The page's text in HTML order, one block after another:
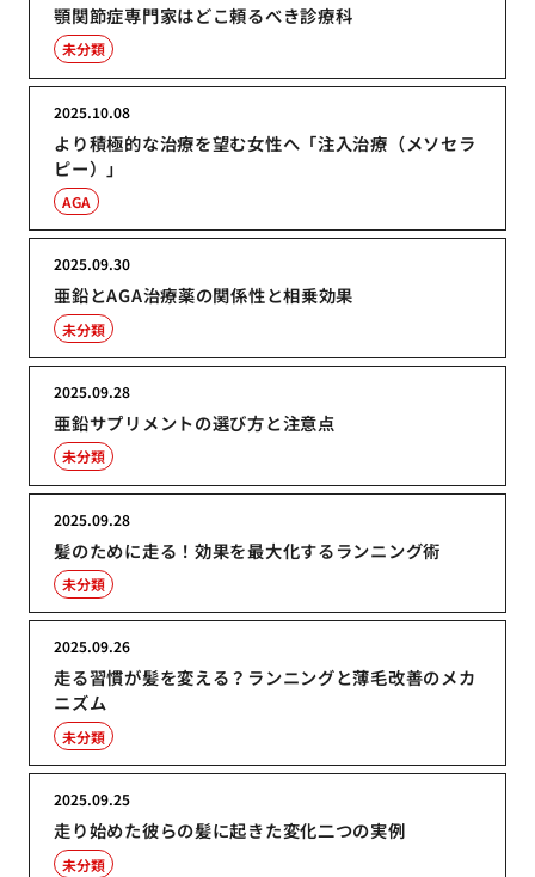
顎関節症専門家はどこ頼るべき診療科
未分類
より積極的な治療を望む女性へ「注入治療（メソセラ
ピー）」
2025.10.08
AGA
亜鉛とAGA治療薬の関係性と相乗効果
2025.09.30
未分類
亜鉛サプリメントの選び方と注意点
2025.09.28
未分類
髪のために走る！効果を最大化するランニング術
2025.09.28
未分類
走る習慣が髪を変える？ランニングと薄毛改善のメカ
ニズム
2025.09.26
未分類
走り始めた彼らの髪に起きた変化二つの実例
2025.09.25
未分類